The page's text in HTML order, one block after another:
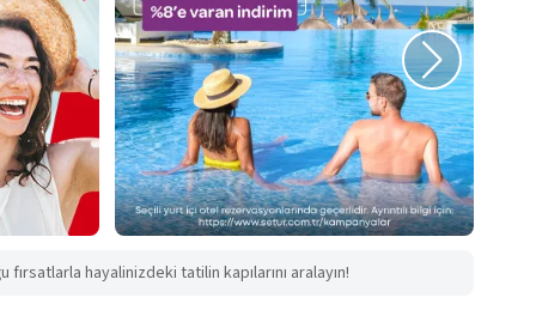
hayalinizdeki tatilin kapılarını aralayın!